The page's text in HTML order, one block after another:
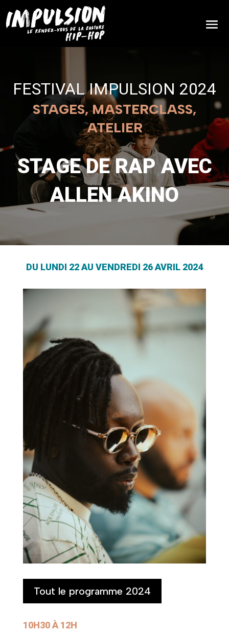
FESTIVAL IMPULSION 2024
STAGES, MASTERCLASS,
ATELIER
STAGE DE RAP AVEC
ALLEN AKINO
DU LUNDI 22 AU VENDREDI 26 AVRIL 2024
Tout le programme 2024
10H30 À 12H